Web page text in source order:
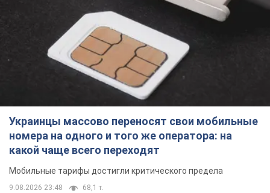
Украинцы массово переносят свои мобильные
номера на одного и того же оператора: на
какой чаще всего переходят
Мобильные тарифы достигли критического предела
9.08.2026 23:48 68,1 т.